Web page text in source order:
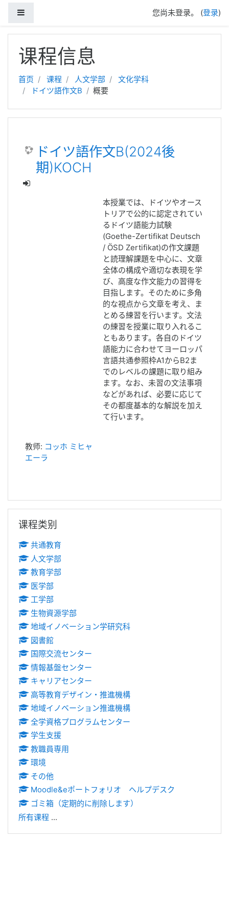
您尚未登录。 (登录)
课程信息
首页 课程 人文学部
文化学科
ドイツ語作文B
概要
ドイツ語作文B(2024後
期)KOCH
本授業では、ドイツやオース
トリアで公的に認定されてい
るドイツ語能力試験
(Goethe-Zertifikat Deutsch
/ ÖSD Zertifikat)の作文課題
と読理解課題を中心に、文章
全体の構成や適切な表現を学
び、高度な作文能力の習得を
目指します。そのために多角
的な視点から文章を考え、ま
とめる練習を行います。文法
の練習を授業に取り入れるこ
ともあります。各自のドイツ
語能力に合わせてヨーロッパ
言語共通参照枠A1からB2ま
でのレベルの課題に取り組み
ます。なお、未習の文法事項
などがあれば、必要に応じて
その都度基本的な解説を加え
て行います。
教师: コッホ ミヒャ
エーラ
课程类别
共通教育
人文学部
教育学部
医学部
工学部
生物資源学部
地域イノベーション学研究科
図書館
国際交流センター
情報基盤センター
キャリアセンター
高等教育デザイン・推進機構
地域イノベーション推進機構
全学資格プログラムセンター
学生支援
教職員専用
環境
その他
Moodle&eポートフォリオ ヘルプデスク
ゴミ箱（定期的に削除します）
所有课程 ...